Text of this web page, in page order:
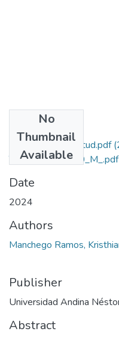
No
Thumbnail
Available
Grado de Similitud.pdf
T036_71011160_M_.pdf
Date
2024
Authors
Manchego Ramos,
Publisher
Universidad Andina
Abstract